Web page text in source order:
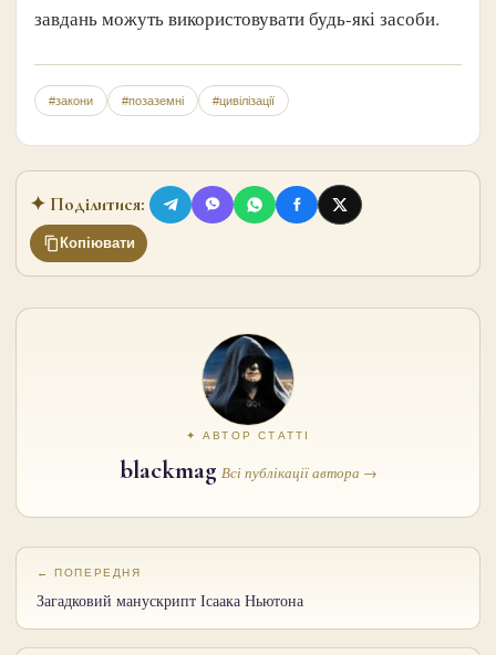
завдань можуть використовувати будь-які засоби.
#закони #позаземні #цивілізації
✦ Поділитися:
Копіювати
✦ АВТОР СТАТТІ
blackmag Всі публікації автора →
← ПОПЕРЕДНЯ
Загадковий манускрипт Ісаака Ньютона